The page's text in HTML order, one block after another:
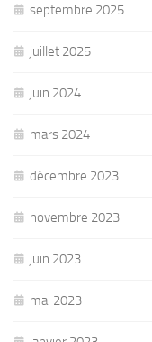
septembre 2025
juillet 2025
juin 2024
mars 2024
décembre 2023
novembre 2023
juin 2023
mai 2023